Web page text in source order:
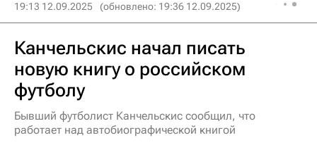
19:13 12.09.2025 (обновлено: 19:36 12.09.2025)
Канчельскис начал писать
новую книгу о российском
футболу
Бывший футболист Канчельскис сообщил, что
работает над автобиографической книгой